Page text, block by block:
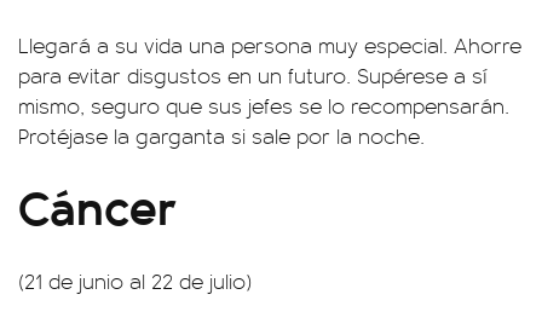
Llegará a su vida una persona muy especial. Ahorre
para evitar disgustos en un futuro. Supérese a sí
mismo, seguro que sus jefes se lo recompensarán.
Protéjase la garganta si sale por la noche.
Cáncer
(21 de junio al 22 de julio)